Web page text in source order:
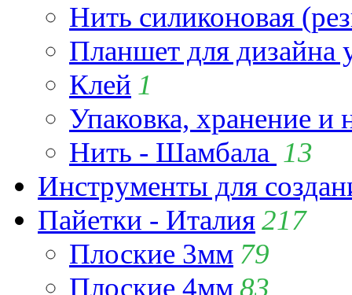
Нить силиконовая
Планшет для
Клей 1
Упаковка, хранение и
Нить - Шамбала 13
Инструменты для
Пайетки - Италия217
Плоские 3мм 79
Плоские 4мм83